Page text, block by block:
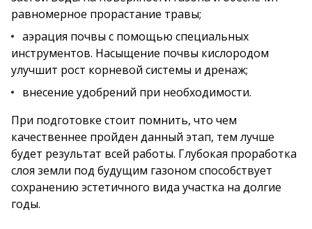
равномерное прорастание травы;
аэрация почвы с помощью специальных
инструментов. Насыщение почвы кислородом
улучшит рост корневой системы и дренаж;
внесение удобрений при необходимости.
При подготовке стоит помнить, что чем
качественнее пройден данный этап, тем лучше
будет результат всей работы. Глубокая проработка
слоя земли под будущим газоном способствует
сохранению эстетичного вида участка на долгие
годы.